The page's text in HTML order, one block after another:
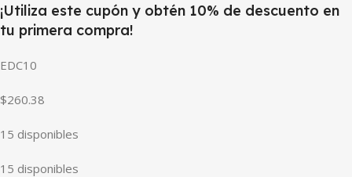
¡Utiliza este cupón y obtén 10% de descuento en
tu primera compra!
EDC10
$260.38
15 disponibles
15 disponibles